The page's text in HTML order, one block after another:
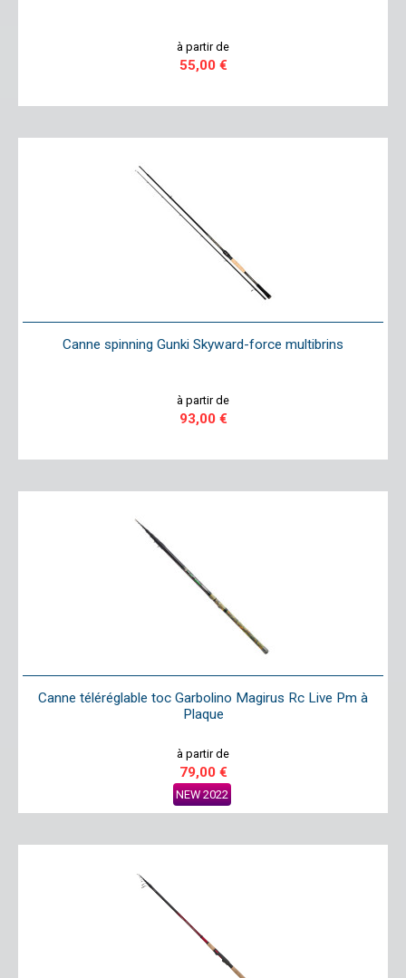
à partir de
55,00 €
Canne spinning Gunki Skyward-force multibrins
à partir de
93,00 €
Canne téléréglable toc Garbolino Magirus Rc Live Pm à
Plaque
à partir de
79,00 €
NEW 2022